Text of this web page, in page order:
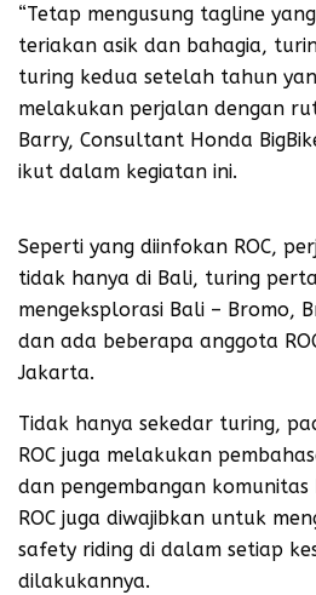
“Tetap mengusung tagline
teriakan asik dan bahagia,
turing kedua setelah tahun
melakukan perjalan dengan
Barry, Consultant Honda
ikut dalam kegiatan ini.
Seperti yang diinfokan ROC,
tidak hanya di Bali, turing
mengeksplorasi Bali – Bromo,
dan ada beberapa anggota
Jakarta.
Tidak hanya sekedar turing,
ROC juga melakukan
dan pengembangan
ROC juga diwajibkan untuk
safety riding di dalam setiap
dilakukannya.